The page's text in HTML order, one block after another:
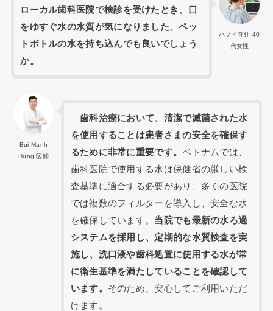
ハノイ在住 40
代女性
ローカル歯科医院で検診を受けたとき、口
をゆすぐ水の水質が気になりました。ペッ
トボトルの水を持ち込んでも良いでしょう
か。
Bui Manh
Hung 医師
歯科治療において、清潔で滅菌された水
を使用することは患者さまの安全を確保す
るために非常に重要です。ベトナムでは、
歯科医院で使用する水は保健省の厳しい検
査基準に適合する必要があり、多くの医院
では複数のフィルターを導入し、安全な水
を確保しています。 当院でも最新の水ろ過
システムを採用し、定期的な水質検査を実
施し、洗口液や歯科処置に使用する水が常
に衛生基準を満たしていることを確認して
います。 そのため、安心してご利用いただ
けます。